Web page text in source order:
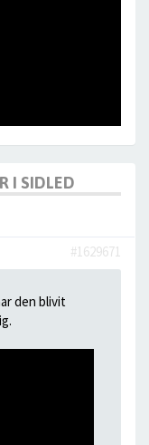
I SIDLED
#1629671
den blivit